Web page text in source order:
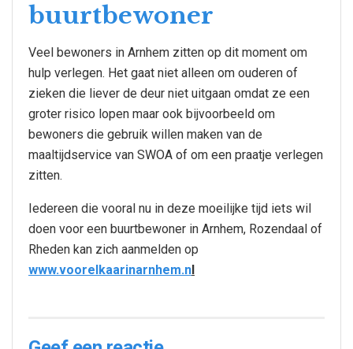
buurtbewoner
Veel bewoners in Arnhem zitten op dit moment om
hulp verlegen. Het gaat niet alleen om ouderen of
zieken die liever de deur niet uitgaan omdat ze een
groter risico lopen maar ook bijvoorbeeld om
bewoners die gebruik willen maken van de
maaltijdservice van SWOA of om een praatje verlegen
zitten.
Iedereen die vooral nu in deze moeilijke tijd iets wil
doen voor een buurtbewoner in Arnhem, Rozendaal of
Rheden kan zich aanmelden op
www.voorelkaarinarnhem.nl